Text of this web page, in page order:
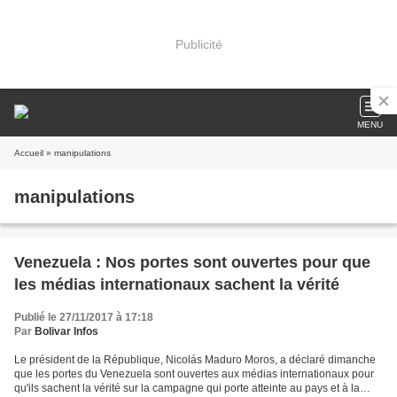
Publicité
MENU
Accueil » manipulations
manipulations
Venezuela : Nos portes sont ouvertes pour que
les médias internationaux sachent la vérité
Publié le 27/11/2017 à 17:18
Par Bolivar Infos
Le président de la République, Nicolás Maduro Moros, a déclaré dimanche
que les portes du Venezuela sont ouvertes aux médias internationaux pour
qu'ils sachent la vérité sur la campagne qui porte atteinte au pays et à la